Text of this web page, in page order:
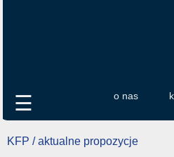
o nas
☰
KFP / aktualne propozycje